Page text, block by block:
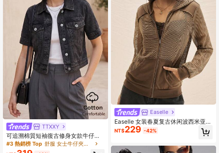
TTXXY
可追溯棉質短袖復古修身女款牛仔夾
克休閒夏季款
#3 熱銷榜 Top
舒服 女士牛仔夾克和外套
僅剩7件
#3 熱銷榜 Top
舒服 女士牛仔夾克和外套
僅剩7件
#3 熱銷榜 Top
舒服 女士牛仔夾克和外套
僅剩7件
Easelle
Easelle 女装春夏复古休闲波西米亚风
千禧风格辣妹棕色连帽网眼拼接透视
防晒衣修身夹克秋冬女装
NT$229 -42%